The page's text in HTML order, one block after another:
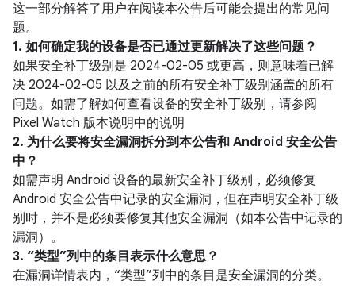
这一部分解答了用户在阅读本公告后可能会提出的常见问
题。
1. 如何确定我的设备是否已通过更新解决了这些问题？
如果安全补丁级别是 2024-02-05 或更高，则意味着已解
决 2024-02-05 以及之前的所有安全补丁级别涵盖的所有
问题。如需了解如何查看设备的安全补丁级别，请参阅
Pixel Watch 版本说明中的说明
2. 为什么要将安全漏洞拆分到本公告和 Android 安全公告
中？
如需声明 Android 设备的最新安全补丁级别，必须修复
Android 安全公告中记录的安全漏洞，但在声明安全补丁级
别时，并不是必须要修复其他安全漏洞（如本公告中记录的
漏洞）。
3. “类型”列中的条目表示什么意思？
在漏洞详情表内，“类型”列中的条目是安全漏洞的分类。